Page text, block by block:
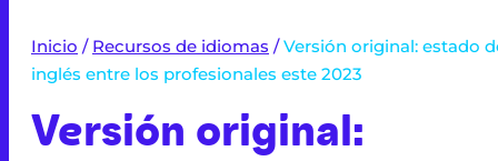
Inicio / Recursos de idiomas /Versión original: estado
inglés entre los profesionales este 2023
Versión original: